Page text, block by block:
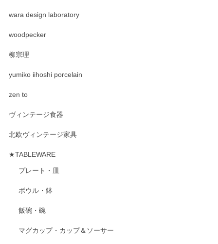
wara design laboratory
woodpecker
柳宗理
yumiko iihoshi porcelain
zen to
ヴィンテージ食器
北欧ヴィンテージ家具
★TABLEWARE
プレート・皿
ボウル・鉢
飯碗・碗
マグカップ・カップ＆ソーサー